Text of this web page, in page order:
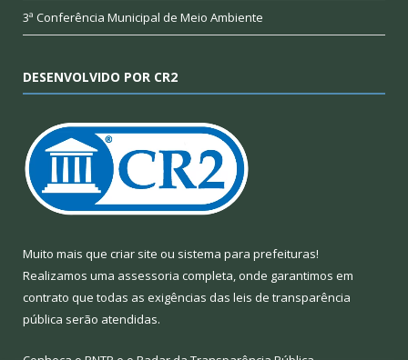
3ª Conferência Municipal de Meio Ambiente
DESENVOLVIDO POR CR2
Muito mais que criar site ou sistema para prefeituras!
Realizamos uma assessoria completa, onde garantimos em
contrato que todas as exigências das leis de transparência
pública serão atendidas.